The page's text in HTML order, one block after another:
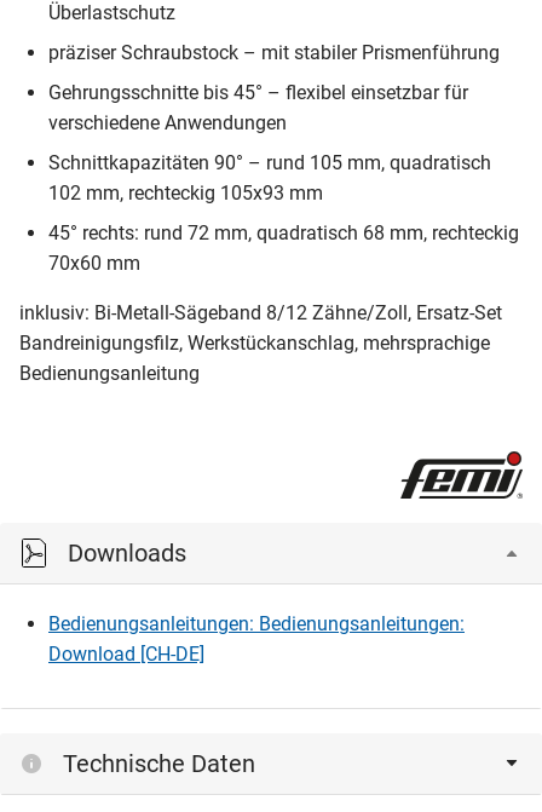
Überlastschutz
präziser Schraubstock – mit stabiler Prismenführung
Gehrungsschnitte bis 45° – flexibel einsetzbar für
verschiedene Anwendungen
Schnittkapazitäten 90° – rund 105 mm, quadratisch
102 mm, rechteckig 105x93 mm
45° rechts: rund 72 mm, quadratisch 68 mm, rechteckig
70x60 mm
inklusiv: Bi-Metall-Sägeband 8/12 Zähne/Zoll, Ersatz-Set
Bandreinigungsfilz, Werkstückanschlag, mehrsprachige
Bedienungsanleitung
Downloads
Bedienungsanleitungen: Bedienungsanleitungen:
Download [CH-DE]
Technische Daten